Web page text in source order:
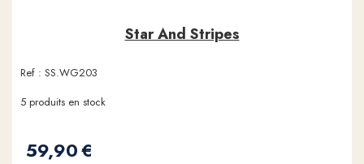
Star And Stripes
Ref : SS.WG203
59,90€
5 produits en stock